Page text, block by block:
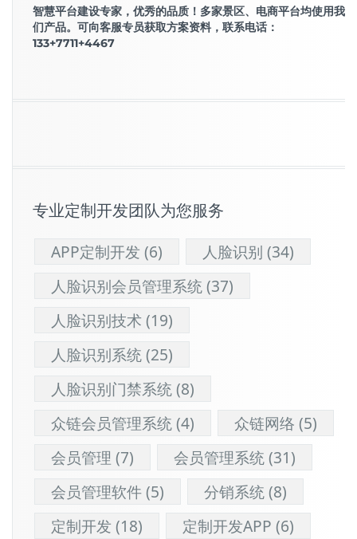
智慧平台建设专家，优秀的品质！多家景区、电商平台均使用我
们产品。可向客服专员获取方案资料，联系电话：
133+7711+4467
专业定制开发团队为您服务
APP定制开发 (6) 人脸识别 (34)
人脸识别会员管理系统(37)
人脸识别技术(19)
人脸识别系统(25)
人脸识别门禁系统(8)
众链会员管理系统(4) 众链网络 (5)
会员管理 (7) 会员管理系统(31)
会员管理软件(5) 分销系统(8)
定制开发 (18) 定制开发APP (6)